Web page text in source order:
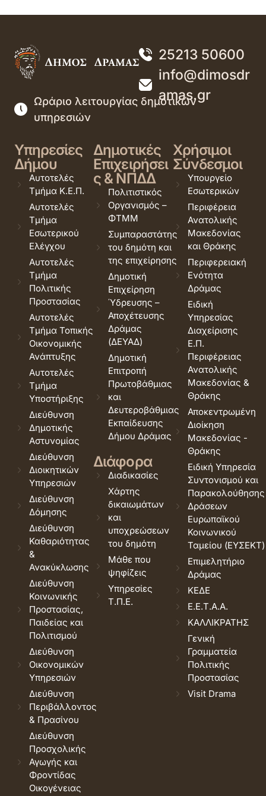
25213 50600
info@dimosdr
amas.gr
Ωράριο λειτουργίας δημοτικών
υπηρεσιών
Υπηρεσίες
Δήμου
Αυτοτελές
Τμήμα Κ.Ε.Π.
Αυτοτελές
Τμήμα
Εσωτερικού
Ελέγχου
Αυτοτελές
Τμήμα
Πολιτικής
Προστασίας
Αυτοτελές
Τμήμα Τοπικής
Οικονομικής
Ανάπτυξης
Αυτοτελές
Τμήμα
Υποστήριξης
Διεύθυνση
Δημοτικής
Αστυνομίας
Διεύθυνση
Διοικητικών
Υπηρεσιών
Διεύθυνση
Δόμησης
Διεύθυνση
Καθαριότητας
&
Ανακύκλωσης
Διεύθυνση
Κοινωνικής
Προστασίας,
Παιδείας και
Πολιτισμού
Διεύθυνση
Οικονομικών
Υπηρεσιών
Διεύθυνση
Περιβάλλοντος
& Πρασίνου
Διεύθυνση
Προσχολικής
Αγωγής και
Φροντίδας
Οικογένειας
Δημοτικές
Επιχειρήσει
ς & ΝΠΔΔ
Πολιτιστικός
Οργανισμός –
ΦΤΜΜ
Συμπαραστάτης
του δημότη και
της επιχείρησης
Δημοτική
Επιχείρηση
Ύδρευσης –
Αποχέτευσης
Δράμας
(ΔΕΥΑΔ)
Δημοτική
Επιτροπή
Πρωτοβάθμιας
και
Δευτεροβάθμιας
Εκπαίδευσης
Δήμου Δράμας
Διάφορα
Διαδικασίες
Χάρτης
δικαιωμάτων
και
υποχρεώσεων
του δημότη
Μάθε που
ψηφίζεις
Υπηρεσίες
Τ.Π.Ε.
Χρήσιμοι
Σύνδεσμοι
Υπουργείο
Εσωτερικών
Περιφέρεια
Ανατολικής
Μακεδονίας
και Θράκης
Περιφερειακή
Ενότητα
Δράμας
Ειδική
Υπηρεσίας
Διαχείρισης
Ε.Π.
Περιφέρειας
Ανατολικής
Μακεδονίας &
Θράκης
Αποκεντρωμένη
Διοίκηση
Μακεδονίας -
Θράκης
Ειδική Υπηρεσία
Συντονισμού και
Παρακολούθησης
Δράσεων
Ευρωπαϊκού
Κοινωνικού
Ταμείου (ΕΥΣΕΚΤ)
Επιμελητήριο
Δράμας
ΚΕΔΕ
Ε.Ε.Τ.Α.Α.
ΚΑΛΛΙΚΡΑΤΗΣ
Γενική
Γραμματεία
Πολιτικής
Προστασίας
Visit Drama